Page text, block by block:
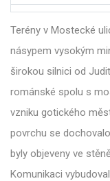
Terény v Mostecké
násypem vysokým
širokou silnici od
románské spolu s
vzniku gotického
povrchu se
byly objeveny ve
Komunikaci